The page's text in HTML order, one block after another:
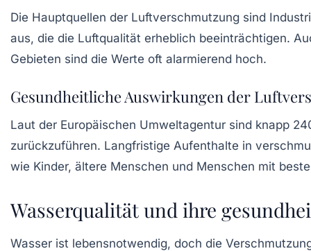
Die Hauptquellen der Luftverschmutzung sind
aus, die die Luftqualität erheblich beeinträchtigen.
Gebieten sind die Werte oft alarmierend hoch.
Gesundheitliche Auswirkungen der
Laut der Europäischen Umweltagentur sind knapp
zurückzuführen. Langfristige Aufenthalte in
wie Kinder, ältere Menschen und Menschen mit
Wasserqualität und ihre
Wasser ist lebensnotwendig, doch die